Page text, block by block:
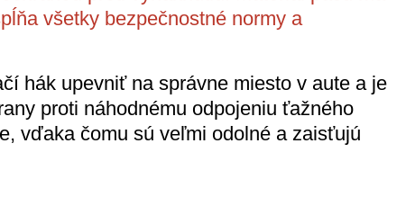
všetky bezpečnostné normy a
hák upevniť na správne miesto v aute a je
proti náhodnému odpojeniu ťažného
vďaka čomu sú veľmi odolné a zaisťujú